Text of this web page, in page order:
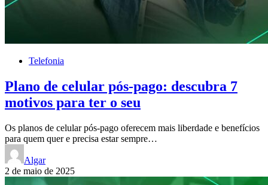
Telefonia
Plano de celular pós-pago: descubra 7
motivos para ter o seu
Os planos de celular pós-pago oferecem mais liberdade e benefícios
para quem quer e precisa estar sempre…
Algar
2 de maio de 2025